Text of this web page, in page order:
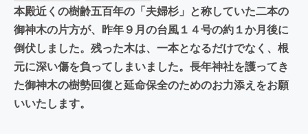
本殿近くの樹齢五百年の「夫婦杉」と称していた二本の
御神木の片方が、昨年９月の台風１４号の約１か月後に
倒伏しました。残った木は、一本となるだけでなく、根
元に深い傷を負ってしまいました。長年神社を護ってき
た御神木の樹勢回復と延命保全のためのお力添えをお願
いいたします。